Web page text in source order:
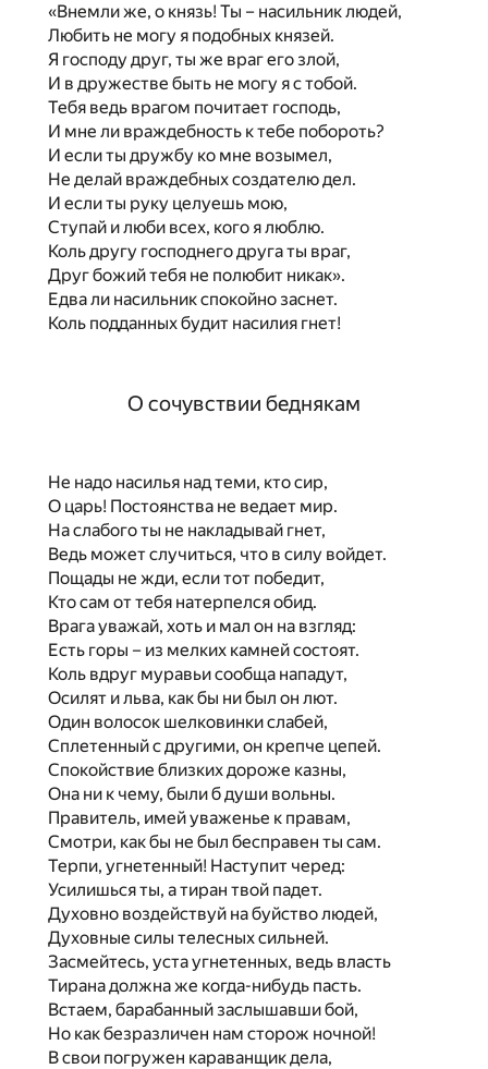
«Внемли же, о князь! Ты – насильник людей,
Любить не могу я подобных князей.
Я господу друг, ты же враг его злой,
И в дружестве быть не могу я с тобой.
Тебя ведь врагом почитает господь,
И мне ли враждебность к тебе побороть?
И если ты дружбу ко мне возымел,
Не делай враждебных создателю дел.
И если ты руку целуешь мою,
Ступай и люби всех, кого я люблю.
Коль другу господнего друга ты враг,
Друг божий тебя не полюбит никак».
Едва ли насильник спокойно заснет.
Коль подданных будит насилия гнет!
О сочувствии беднякам
Не надо насилья над теми, кто сир,
О царь! Постоянства не ведает мир.
На слабого ты не накладывай гнет,
Ведь может случиться, что в силу войдет.
Пощады не жди, если тот победит,
Кто сам от тебя натерпелся обид.
Врага уважай, хоть и мал он на взгляд:
Есть горы – из мелких камней состоят.
Коль вдруг муравьи сообща нападут,
Осилят и льва, как бы ни был он лют.
Один волосок шелковинки слабей,
Сплетенный с другими, он крепче цепей.
Спокойствие близких дороже казны,
Она ни к чему, были б души вольны.
Правитель, имей уваженье к правам,
Смотри, как бы не был бесправен ты сам.
Терпи, угнетенный! Наступит черед:
Усилишься ты, а тиран твой падет.
Духовно воздействуй на буйство людей,
Духовные силы телесных сильней.
Засмейтесь, уста угнетенных, ведь власть
Тирана должна же когда-нибудь пасть.
Встаем, барабанный заслышавши бой,
Но как безразличен нам сторож ночной!
В свои погружен караванщик дела,